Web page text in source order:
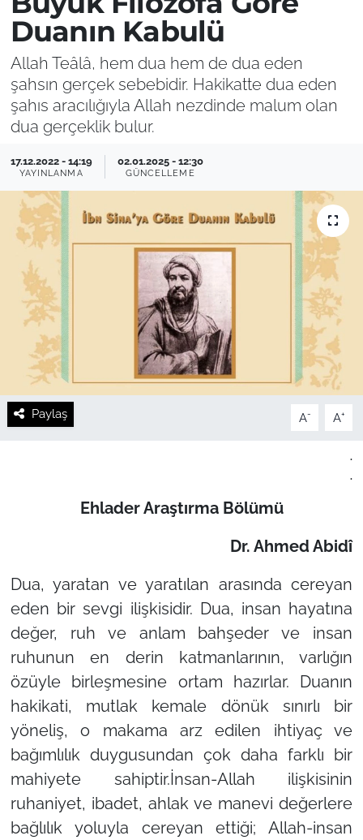
Duanın Kabulü
Allah Teâlâ, hem dua hem de dua eden
şahsın gerçek sebebidir. Hakikatte dua eden
şahıs aracılığıyla Allah nezdinde malum olan
dua gerçeklik bulur.
17.12.2022 - 14:19
YAYINLANMA
02.01.2025 - 12:30
GÜNCELLEME
Paylaş A- A+
.
.
Ehlader Araştırma Bölümü
Dr. Ahmed Abidî
Dua, yaratan ve yaratılan arasında cereyan
eden bir sevgi ilişkisidir. Dua, insan hayatına
değer, ruh ve anlam bahşeder ve insan
ruhunun en derin katmanlarının, varlığın
özüyle birleşmesine ortam hazırlar. Duanın
hakikati, mutlak kemale dönük sınırlı bir
yöneliş, o makama arz edilen ihtiyaç ve
bağımlılık duygusundan çok daha farklı bir
mahiyete sahiptir.İnsan-Allah ilişkisinin
ruhaniyet, ibadet, ahlak ve manevi değerlere
bağlılık yoluyla cereyan ettiği; Allah-insan